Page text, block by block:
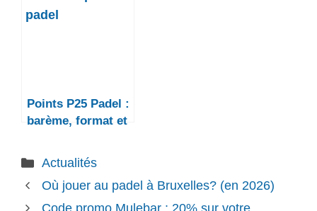
Points P25 Padel :
barème, format et
Catégories
Actualités
Où jouer au padel à Bruxelles? (en 2026)